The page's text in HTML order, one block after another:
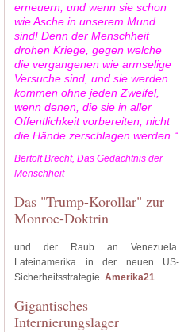
erneuern, und wenn sie schon
wie Asche in unserem Mund
sind! Denn der Menschheit
drohen Kriege, gegen welche
die vergangenen wie armselige
Versuche sind, und sie werden
kommen ohne jeden Zweifel,
wenn denen, die sie in aller
Öffentlichkeit vorbereiten, nicht
die Hände zerschlagen werden.“
Bertolt Brecht, Das Gedächtnis der
Menschheit
Das "Trump-Korollar" zur
Monroe-Doktrin
und der Raub an Venezuela.
Lateinamerika in der neuen US-
Sicherheitsstrategie. Amerika21
Gigantisches
Internierungslager